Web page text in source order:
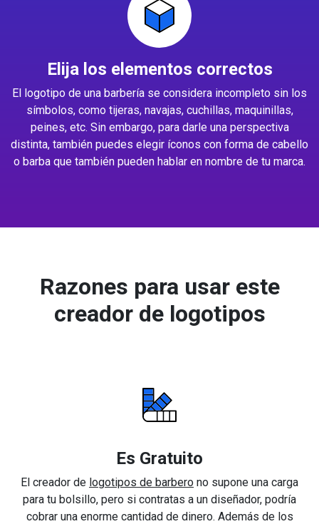
Elija los elementos correctos
El logotipo de una barbería se considera incompleto sin los
símbolos, como tijeras, navajas, cuchillas, maquinillas,
peines, etc. Sin embargo, para darle una perspectiva
distinta, también puedes elegir íconos con forma de cabello
o barba que también pueden hablar en nombre de tu marca.
Razones para usar este
creador de logotipos
Es Gratuito
El creador de logotipos de barbero no supone una carga
para tu bolsillo, pero si contratas a un diseñador, podría
cobrar una enorme cantidad de dinero. Además de los